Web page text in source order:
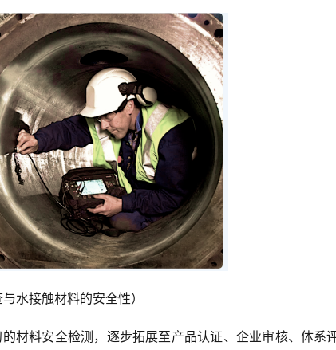
水接触材料的安全性）
料安全检测，逐步拓展至产品认证、企业审核、体系